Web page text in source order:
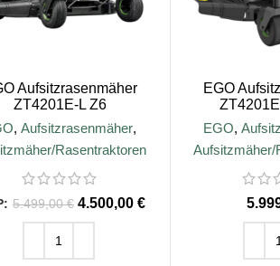
Aufsitzrasenmäher
ZT4201E-L Z6
,Aufsitzrasenmäher,
Rasentraktoren
5.499,00€ 4.500,00€
EGO
EGO,
Aufsitzmäher/